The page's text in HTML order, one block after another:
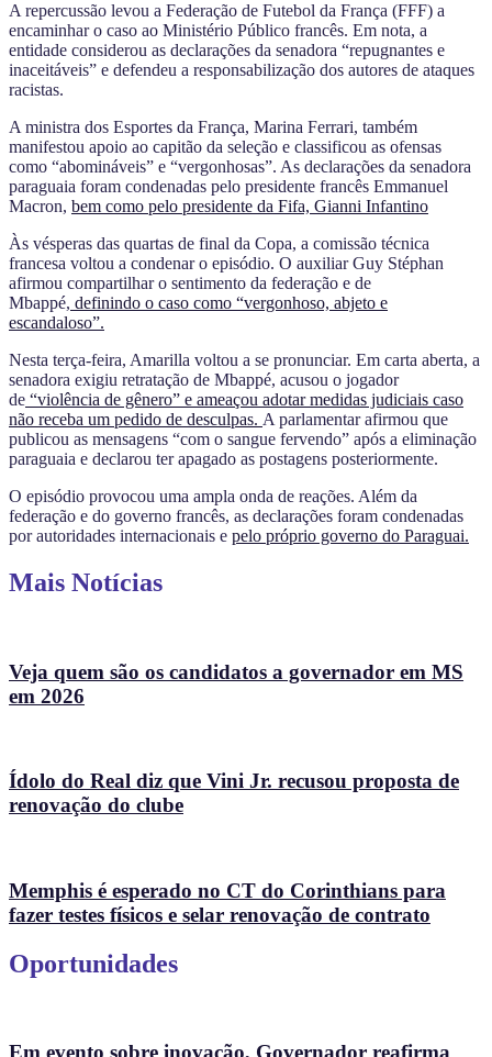
A repercussão levou a Federação de Futebol da França (FFF) a
encaminhar o caso ao Ministério Público francês. Em nota, a
entidade considerou as declarações da senadora “repugnantes e
inaceitáveis” e defendeu a responsabilização dos autores de ataques
racistas.
A ministra dos Esportes da França, Marina Ferrari, também
manifestou apoio ao capitão da seleção e classificou as ofensas
como “abomináveis” e “vergonhosas”. As declarações da senadora
paraguaia foram condenadas pelo presidente francês Emmanuel
Macron, bem como pelo presidente da Fifa, Gianni Infantino
Às vésperas das quartas de final da Copa, a comissão técnica
francesa voltou a condenar o episódio. O auxiliar Guy Stéphan
afirmou compartilhar o sentimento da federação e de
Mbappé, definindo o caso como “vergonhoso, abjeto e
escandaloso”.
Nesta terça-feira, Amarilla voltou a se pronunciar. Em carta aberta, a
senadora exigiu retratação de Mbappé, acusou o jogador
de “violência de gênero” e ameaçou adotar medidas judiciais caso
não receba um pedido de desculpas. A parlamentar afirmou que
publicou as mensagens “com o sangue fervendo” após a eliminação
paraguaia e declarou ter apagado as postagens posteriormente.
O episódio provocou uma ampla onda de reações. Além da
federação e do governo francês, as declarações foram condenadas
por autoridades internacionais e pelo próprio governo do Paraguai.
Mais Notícias
Veja quem são os candidatos a governador em MS
em 2026
Ídolo do Real diz que Vini Jr. recusou proposta de
renovação do clube
Memphis é esperado no CT do Corinthians para
fazer testes físicos e selar renovação de contrato
Oportunidades
Em evento sobre inovação, Governador reafirma